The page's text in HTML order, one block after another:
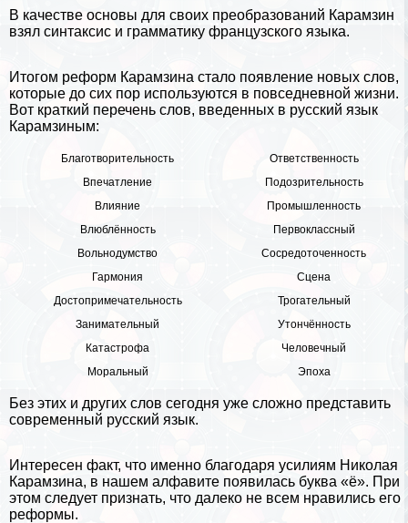
В качестве основы для своих преобразований Карамзин
взял синтаксис и грамматику французского языка.
Итогом реформ Карамзина стало появление новых слов,
которые до сих пор используются в повседневной жизни.
Вот краткий перечень слов, введенных в русский язык
Карамзиным:
Благотворительность
Впечатление
Влияние
Влюблённость
Вольнодумство
Гармония
Достопримечательность
Занимательный
Катастрофа
Мopaльный
Ответственность
Подозрительность
Промышленность
Первоклассный
Сосредоточенность
Сцена
Трогательный
Утончённость
Человечный
Эпоха
Без этих и других слов сегодня уже сложно представить
современный русский язык.
Интересен факт, что именно благодаря усилиям Николая
Карамзина, в нашем алфавите появилась буква «ё». При
этом следует признать, что далеко не всем нравились его
реформы.